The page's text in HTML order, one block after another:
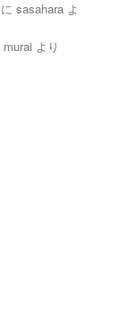
にsasahara よ
murai より